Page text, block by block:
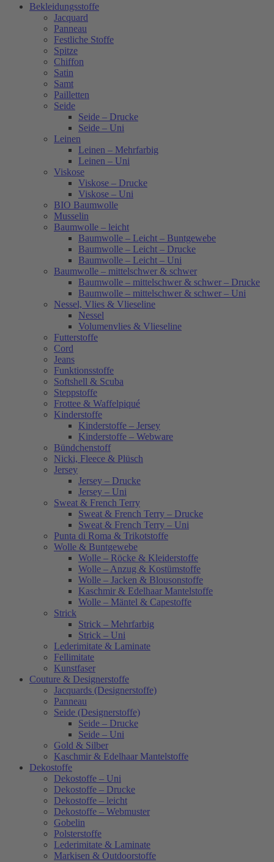
Bekleidungsstoffe
Jacquard
Panneau
Festliche Stoffe
Spitze
Chiffon
Satin
Samt
Pailletten
Seide
Seide – Drucke
Seide – Uni
Leinen
Leinen – Mehrfarbig
Leinen – Uni
Viskose
Viskose – Drucke
Viskose – Uni
BIO Baumwolle
Musselin
Baumwolle – leicht
Baumwolle – Leicht – Buntgewebe
Baumwolle – Leicht – Drucke
Baumwolle – Leicht – Uni
Baumwolle – mittelschwer & schwer
Baumwolle – mittelschwer & schwer – Drucke
Baumwolle – mittelschwer & schwer – Uni
Nessel, Vlies & Vlieseline
Nessel
Volumenvlies & Vlieseline
Futterstoffe
Cord
Jeans
Funktionsstoffe
Softshell & Scuba
Steppstoffe
Frottee & Waffelpiqué
Kinderstoffe
Kinderstoffe – Jersey
Kinderstoffe – Webware
Bündchenstoff
Nicki, Fleece & Plüsch
Jersey
Jersey – Drucke
Jersey – Uni
Sweat & French Terry
Sweat & French Terry – Drucke
Sweat & French Terry – Uni
Punta di Roma & Trikotstoffe
Wolle & Buntgewebe
Wolle – Röcke & Kleiderstoffe
Wolle – Anzug & Kostümstoffe
Wolle – Jacken & Blousonstoffe
Kaschmir & Edelhaar Mantelstoffe
Wolle – Mäntel & Capestoffe
Strick
Strick – Mehrfarbig
Strick – Uni
Lederimitate & Laminate
Fellimitate
Kunstfaser
Couture & Designerstoffe
Jacquards (Designerstoffe)
Panneau
Seide (Designerstoffe)
Seide – Drucke
Seide – Uni
Gold & Silber
Kaschmir & Edelhaar Mantelstoffe
Dekostoffe
Dekostoffe – Uni
Dekostoffe – Drucke
Dekostoffe – leicht
Dekostoffe – Webmuster
Gobelin
Polsterstoffe
Lederimitate & Laminate
Markisen & Outdoorstoffe